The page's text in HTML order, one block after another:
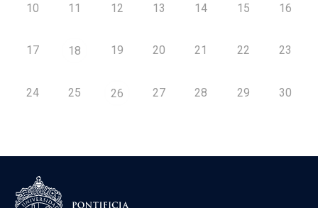
10 11 12 13 14 15 16
17 18 19 20 21 22 23
24 25 26 27 28 29 30